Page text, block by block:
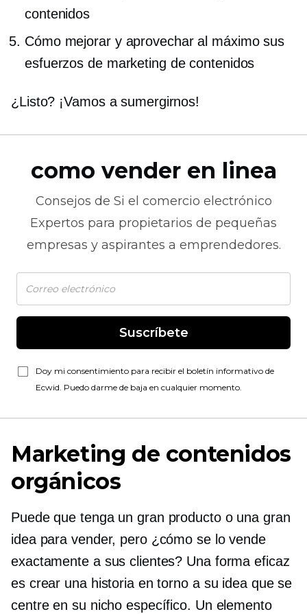
contenidos
Cómo mejorar y aprovechar al máximo sus
esfuerzos de marketing de contenidos
¿Listo? ¡Vamos a sumergirnos!
como vender en linea
Consejos de Si el comercio electrónico
Expertos para propietarios de pequeñas
empresas y aspirantes a emprendedores.
Suscríbete
Doy mi consentimiento para recibir el boletín informativo de
Ecwid. Puedo darme de baja en cualquier momento.
Marketing de contenidos
orgánicos
Puede que tenga un gran producto o una gran
idea para vender, pero ¿cómo se lo vende
exactamente a sus clientes? Una forma eficaz
es crear una historia en torno a su idea que se
centre en su nicho específico. Un elemento